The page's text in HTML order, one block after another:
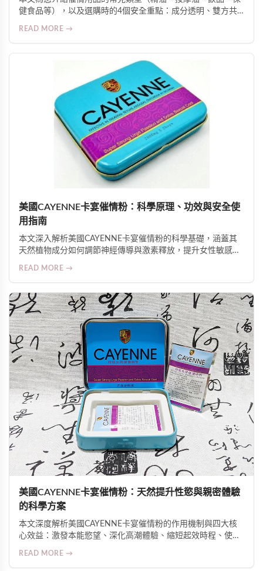
健食品等），以及選購時的4個安全重點：成分透明、雙方共
READ MORE →
美國CAYENNE卡宴催情粉：科學原理、功效與安全使
用指南
本文深入解析美國CAYENNE卡宴催情粉的科學基礎，涵蓋其
天然植物成分如何調節神經傳導與激素釋放，提升女性敏感
進作用。
READ MORE →
美國CAYENNE卡宴催情粉：天然提升性慾與親密體驗
的科學方案
本文深度解析美國CAYENNE卡宴催情粉的作用機制與四大核
心效益：激發本能慾望、深化高潮體驗、縮短起效時程、使用
READ MORE →